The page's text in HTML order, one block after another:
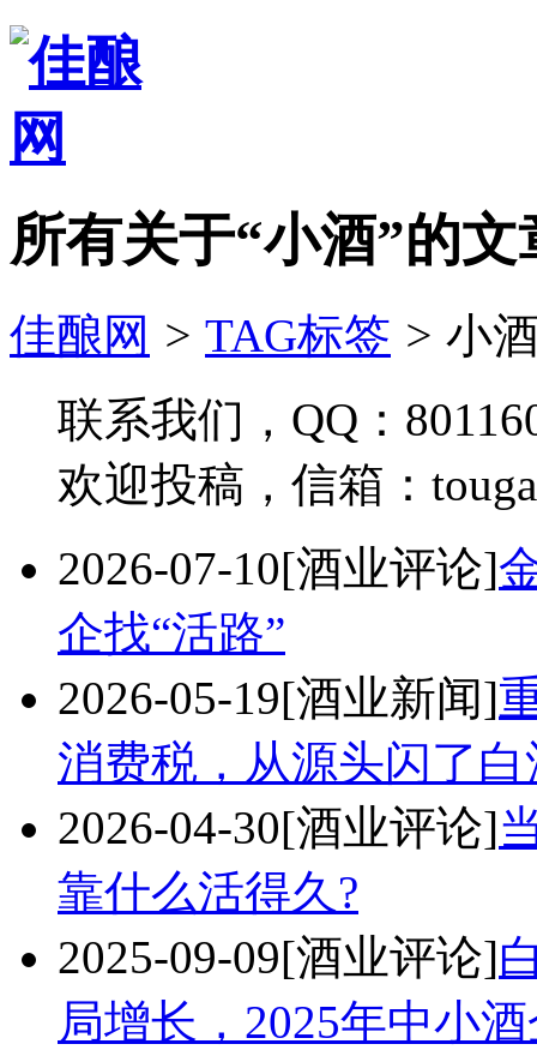
所有关于“小酒”的文
佳酿网 > TAG标签 > 小
联系我们，QQ：
欢迎投稿，信箱：
2026-07-10[酒业评论]
企找“活路”
2026-05-19[酒业新闻]
消费税，从源头闪了白
2026-04-30[酒业评论]
靠什么活得久?
2025-09-09[酒业评论]
局增长，2025年中小